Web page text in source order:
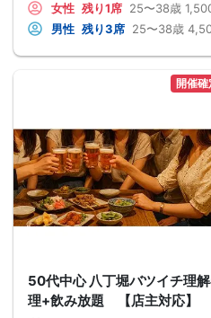
女性 残り1席 25〜38歳
男性 残り3席 25〜38歳
開催確
50代中心 八丁堀バツイチ理
理+飲み放題 【店主対応】